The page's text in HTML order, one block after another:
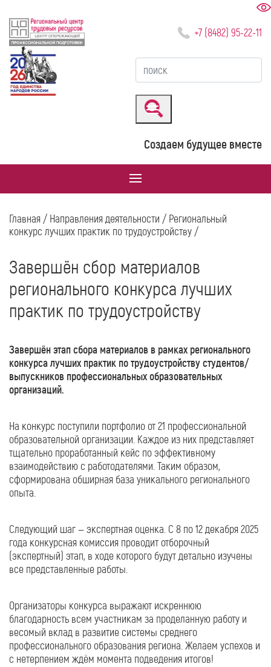
+7 (8482) 95-22-11
Создаем будущее вместе
Главная/ Направления деятельности / Региональный
конкурс лучших практик по трудоустройству/
​​​​​​​Завершён сбор материалов
регионального конкурса лучших
практик по трудоустройству
Завершён этап сбора материалов в рамках регионального
конкурса лучших практик по трудоустройству студентов/
выпускников профессиональных образовательных
организаций.
На конкурс поступили портфолио от 21 профессиональной
образовательной организации. Каждое из них представляет
тщательно проработанный кейс по эффективному
взаимодействию с работодателями. Таким образом,
сформирована обширная база уникального регионального
опыта.
Следующий шаг — экспертная оценка. С 8 по 12 декабря 2025
года конкурсная комиссия проводит отборочный
(экспертный) этап, в ходе которого будут детально изучены
все представленные работы.
Организаторы конкурса выражают искреннюю
благодарность всем участникам за проделанную работу и
весомый вклад в развитие системы среднего
профессионального образования региона. Желаем успехов и
с нетерпением ждём момента подведения итогов!